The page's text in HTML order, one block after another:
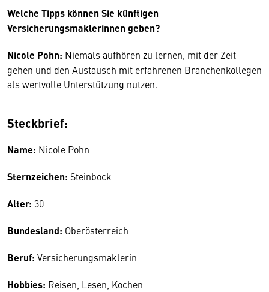
Welche Tipps können Sie künftigen
Versicherungsmaklerinnen geben?
Nicole Pohn: Niemals aufhören zu lernen, mit der Zeit
gehen und den Austausch mit erfahrenen Branchenkollegen
als wertvolle Unterstützung nutzen.
Steckbrief:
Name: Nicole Pohn
Sternzeichen: Steinbock
Alter: 30
Bundesland: Oberösterreich
Beruf: Versicherungsmaklerin
Hobbies: Reisen, Lesen, Kochen